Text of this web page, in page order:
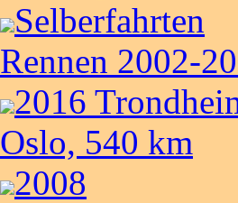
Selberfahrten
Rennen 2002-
2016
Oslo, 540 km
2008